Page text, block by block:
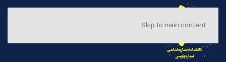
Skip to main content